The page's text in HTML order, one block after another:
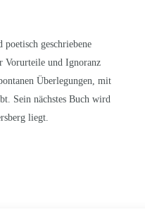
geschriebene
Vorurteile und Ignoranz
Überlegungen, mit
Sein nächstes Buch wird
liegt.